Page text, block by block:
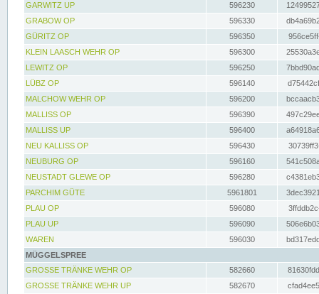
GARWITZ UP
596230
GRABOW OP
596330
GÜRITZ OP
596350
KLEIN LAASCH WEHR OP
596300
LEWITZ OP
596250
LÜBZ OP
596140
MALCHOW WEHR OP
596200
MALLISS OP
596390
MALLISS UP
596400
NEU KALLISS OP
596430
NEUBURG OP
596160
NEUSTADT GLEWE OP
596280
PARCHIM GÜTE
5961801
PLAU OP
596080
PLAU UP
596090
WAREN
596030
MÜGGELSPREE
GROSSE TRÄNKE WEHR OP
582660
GROSSE TRÄNKE WEHR UP
582670